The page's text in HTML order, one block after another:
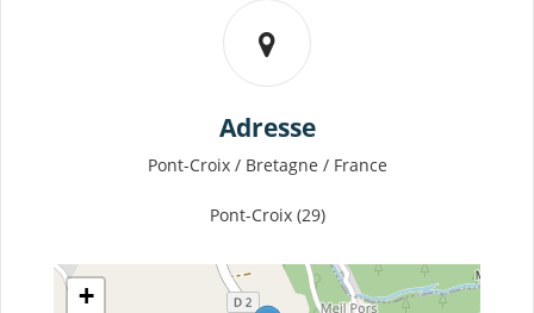
Adresse
Pont-Croix / Bretagne / France
Pont-Croix (29)
+